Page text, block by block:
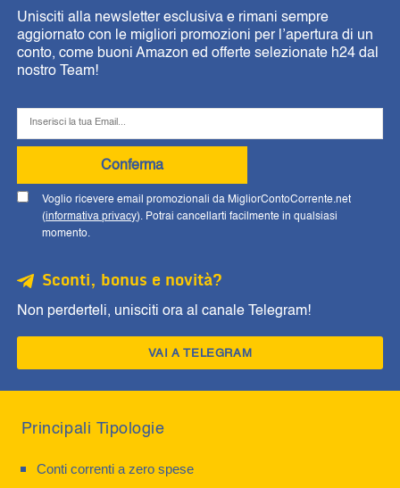
Unisciti alla newsletter esclusiva e rimani sempre
aggiornato con le migliori promozioni per l’apertura di un
conto, come buoni Amazon ed offerte selezionate h24 dal
nostro Team!
Conferma
Voglio ricevere email promozionali da MigliorContoCorrente.net
(informativa privacy). Potrai cancellarti facilmente in qualsiasi
momento.
Sconti, bonus e novità?
Non perderteli, unisciti ora al canale Telegram!
VAI A TELEGRAM
Principali Tipologie
Conti correnti a zero spese